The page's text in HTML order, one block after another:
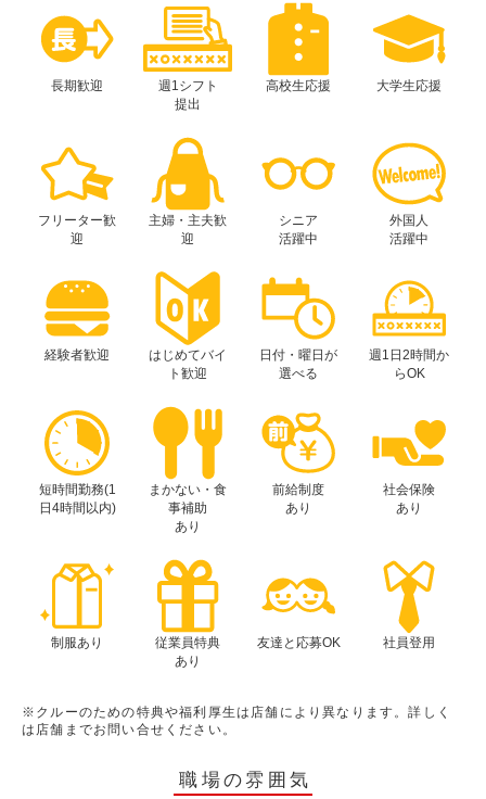
長期歓迎
週1シフト
提出
高校生応援 大学生応援
フリーター歓
迎
主婦・主夫歓
迎
シニア
活躍中
外国人
活躍中
経験者歓迎
はじめてバイ
ト歓迎
日付・曜日が
選べる
週1日2時間か
らOK
短時間勤務(1
日4時間以内)
まかない・食
事補助
あり
前給制度
あり
社会保険
あり
制服あり
従業員特典
あり
友達と応募OK 社員登用
※クルーのための特典や福利厚生は店舗により異なります。詳しく
は店舗までお問い合せください。
職場の雰囲気